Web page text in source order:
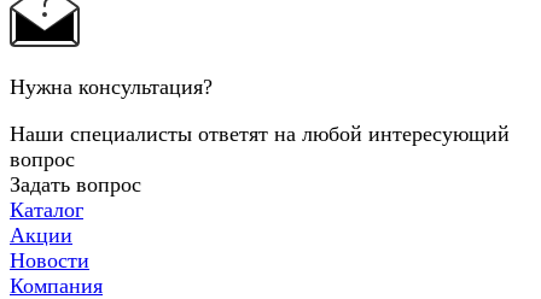
Нужна консультация?
Наши специалисты ответят на любой интересующий
вопрос
Задать вопрос
Каталог
Акции
Новости
Компания